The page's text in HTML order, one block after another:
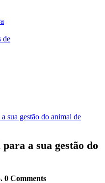
de
sua gestão do animal de
a sua gestão do
. 0 Comments